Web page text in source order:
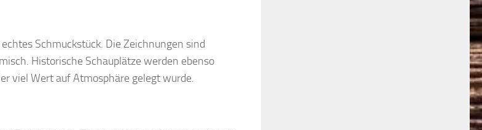
Schmuckstück. Die Zeichnungen sind
Historische Schauplätze werden ebenso
viel Wert auf Atmosphäre gelegt wurde.